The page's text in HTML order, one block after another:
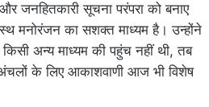
जनहितकारी सूचना परंपरा को बनाए
मनोरंजन का सशक्त माध्यम है। उन्होंने
अन्य माध्यम की पहुंच नहीं थी, तब
अंचलों के लिए आकाशवाणी आज भी विशेष